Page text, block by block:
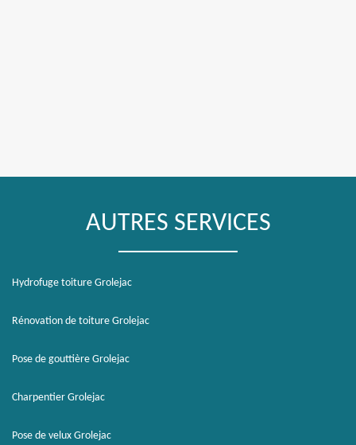
AUTRES SERVICES
Hydrofuge toiture Grolejac
Rénovation de toiture Grolejac
Pose de gouttière Grolejac
Charpentier Grolejac
Pose de velux Grolejac